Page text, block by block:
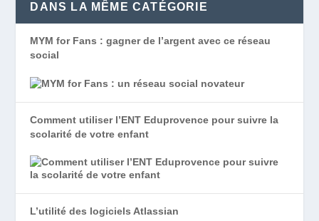
DANS LA MÊME CATÉGORIE
MYM for Fans : gagner de l’argent avec ce réseau
social
Comment utiliser l’ENT Eduprovence pour suivre la
scolarité de votre enfant
L’utilité des logiciels Atlassian